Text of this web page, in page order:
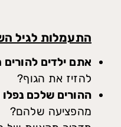
התעמלות לגיל
אתם ילדים להורים
להזיז את הגוף?
ההורים שלכם נפלו
מהפציעה שלהם?